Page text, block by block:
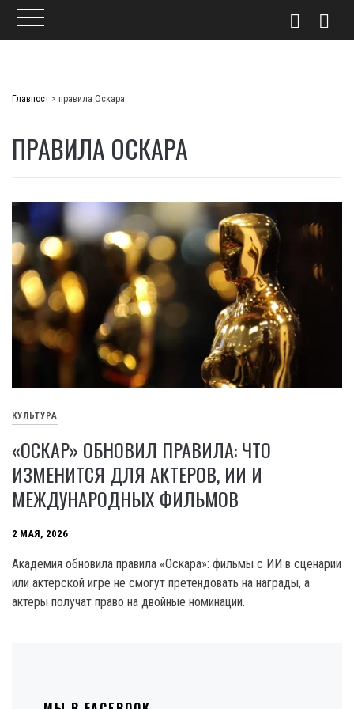
Главпост > правила Оскара
ПРАВИЛА ОСКАРА
КУЛЬТУРА
«ОСКАР» ОБНОВИЛ ПРАВИЛА: ЧТО
ИЗМЕНИТСЯ ДЛЯ АКТЕРОВ, ИИ И
МЕЖДУНАРОДНЫХ ФИЛЬМОВ
2 МАЯ, 2026
Академия обновила правила «Оскара»: фильмы с ИИ в сценарии
или актерской игре не смогут претендовать на награды, а
актеры получат право на двойные номинации.